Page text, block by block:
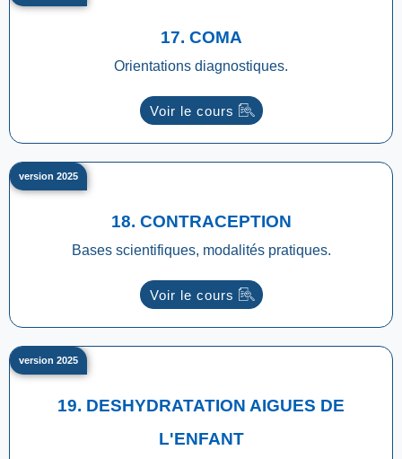
17. COMA
Orientations diagnostiques.
Voir le cours
18. CONTRACEPTION
Bases scientifiques, modalités pratiques.
Voir le cours
version 2025
19. DESHYDRATATION AIGUES DE
L'ENFANT
version 2025